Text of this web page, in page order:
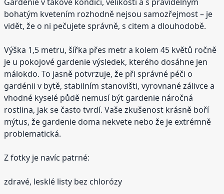
bohatým kvetením rozhodně nejsou samozřejmost – je
vidět, že o ni pečujete správně, s citem a dlouhodobě.
Výška 1,5 metru, šířka přes metr a kolem 45 květů ročně
je u pokojové gardenie výsledek, kterého dosáhne jen
málokdo. To jasně potvrzuje, že při správné péči o
gardénii v bytě, stabilním stanovišti, vyrovnané zálivce a
vhodné kyselé půdě nemusí být gardenie náročná
rostlina, jak se často tvrdí. Vaše zkušenost krásně boří
mýtus, že gardenie doma nekvete nebo že je extrémně
problematická.
Z fotky je navíc patrné:
zdravé, lesklé listy bez chlorózy